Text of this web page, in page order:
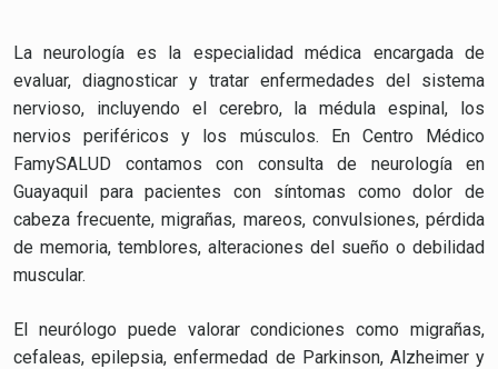
La neurología es la especialidad médica encargada de
evaluar, diagnosticar y tratar enfermedades del sistema
nervioso, incluyendo el cerebro, la médula espinal, los
nervios periféricos y los músculos. En Centro Médico
FamySALUD contamos con consulta de neurología en
Guayaquil para pacientes con síntomas como dolor de
cabeza frecuente, migrañas, mareos, convulsiones, pérdida
de memoria, temblores, alteraciones del sueño o debilidad
muscular.
El neurólogo puede valorar condiciones como migrañas,
cefaleas, epilepsia, enfermedad de Parkinson, Alzheimer y